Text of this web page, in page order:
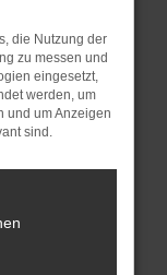
Stand
ein
dazu
nicht mehr
versucht
Du kannst
der
die Nutzung der
zu messen und
eingesetzt,
werden, um
und um Anzeigen
sind.